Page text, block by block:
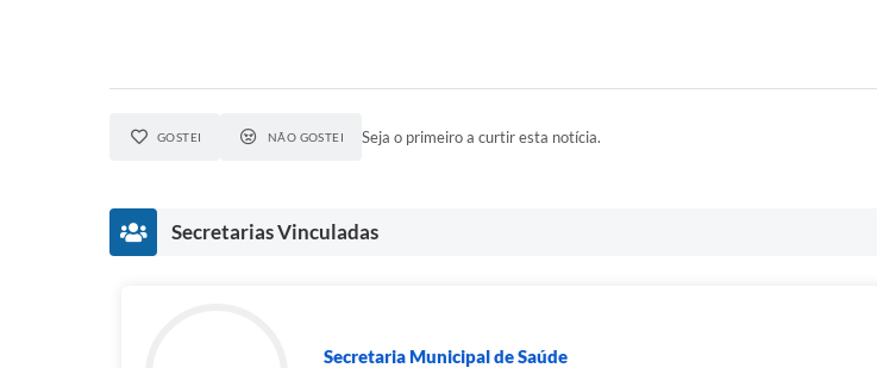
GOSTEI NÃO GOSTEI Seja o primeiro a curtir esta notícia.
Secretarias Vinculadas
Secretaria Municipal de Saúde